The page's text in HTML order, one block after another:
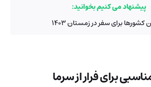
پیشنهاد می کنیم بخوانید:
کشورها برای سفر در زمستان 1403
برای فرار از سرما